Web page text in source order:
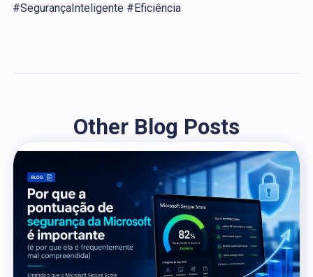
#SegurançaInteligente #Eficiência
Other Blog Posts